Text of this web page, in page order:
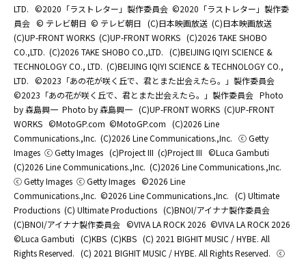
LTD. ©2020「ラストレター」製作委員会 ©2020「ラストレター」製作委
員会 © テレビ朝日 © テレビ朝日 (C)日本映画放送 (C)日本映画放送
(C)UP-FRONT WORKS (C)UP-FRONT WORKS (C)2026 TAKE SHOBO
CO.,LTD. (C)2026 TAKE SHOBO CO.,LTD. (C)BEIJING IQIYI SCIENCE &
TECHNOLOGY CO., LTD. (C)BEIJING IQIYI SCIENCE & TECHNOLOGY CO.,
LTD. ©2023「あの花が咲く丘で、君とまた出会えたら。」製作委員会
©2023「あの花が咲く丘で、君とまた出会えたら。」製作委員会 Photo
by 森島興一 Photo by 森島興一 (C)UP-FRONT WORKS (C)UP-FRONT
WORKS ©MotoGP.com ©MotoGP.com (C)2026 Line
Communications.,Inc. (C)2026 Line Communications.,Inc. ⓒ Getty
Images ⓒ Getty Images (c)Project III (c)Project III ©Luca Gambuti
(C)2026 Line Communications.,Inc. (C)2026 Line Communications.,Inc.
ⓒ Getty Images ⓒ Getty Images ©2026 Line
Communications.,Inc. ©2026 Line Communications.,Inc. (C) Ultimate
Productions (C) Ultimate Productions (C)BNOI/アイナナ製作委員会
(C)BNOI/アイナナ製作委員会 ©️VIVA LA ROCK 2026 ©️VIVA LA ROCK 2026
©Luca Gambuti (C)KBS (C)KBS (C) 2021 BIGHIT MUSIC / HYBE. All
Rights Reserved. (C) 2021 BIGHIT MUSIC / HYBE. All Rights Reserved. ⓒ